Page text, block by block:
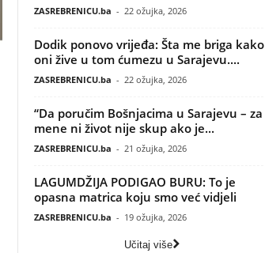
ZASREBRENICU.ba - 22 ožujka, 2026
Dodik ponovo vrijeđa: Šta me briga kako
oni žive u tom ćumezu u Sarajevu....
ZASREBRENICU.ba - 22 ožujka, 2026
“Da poručim Bošnjacima u Sarajevu – za
mene ni život nije skup ako je...
ZASREBRENICU.ba - 21 ožujka, 2026
LAGUMDŽIJA PODIGAO BURU: To je
opasna matrica koju smo već vidjeli
ZASREBRENICU.ba - 19 ožujka, 2026
Učitaj više